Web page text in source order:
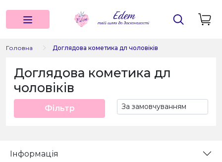
Головна Доглядова кометика дл чоловіків
Доглядова кометика дл
чоловіків
Фільтр
Інформація